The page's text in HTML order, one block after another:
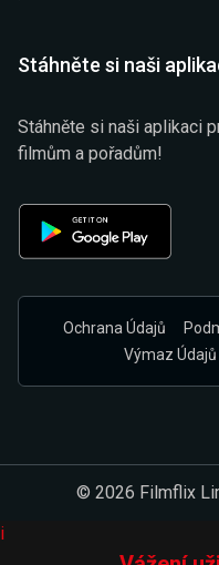
Stáhněte si naši
Stáhněte si naši aplikaci
filmům a pořadům!
Ochrana Údajů
Výmaz Údajů
© 2026 Filmflix
i